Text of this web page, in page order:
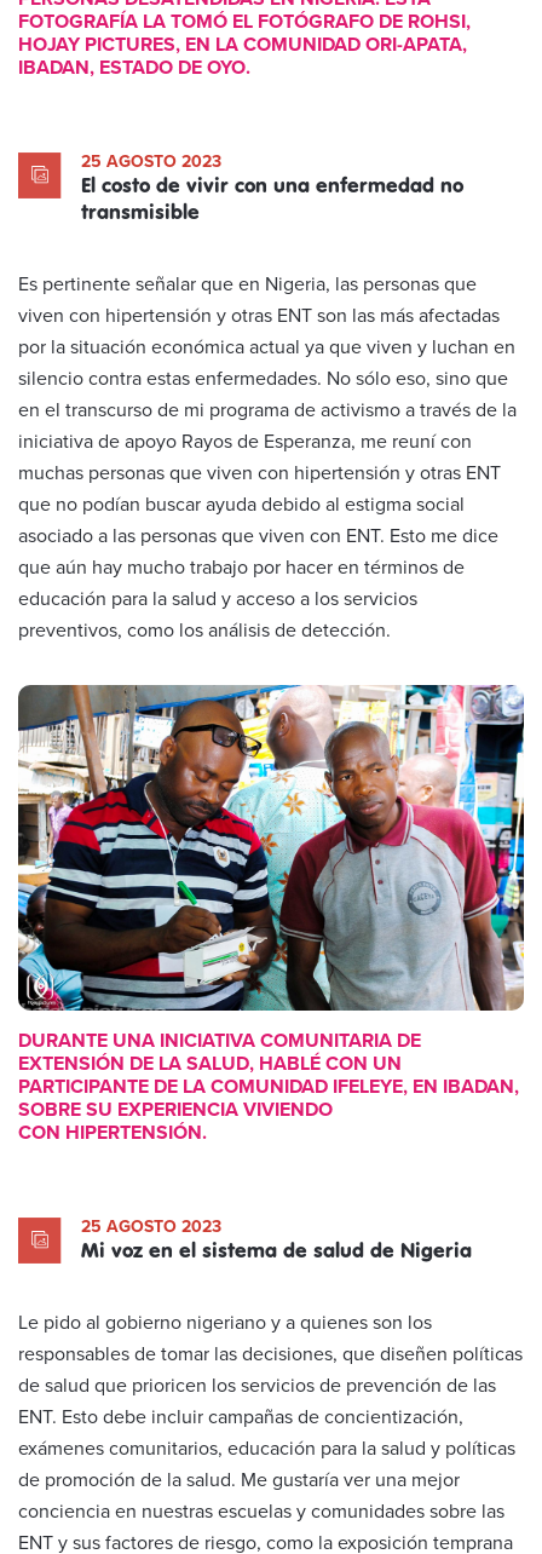
FOTOGRAFÍA LA TOMÓ EL FOTÓGRAFO DE ROHSI,
HOJAY PICTURES, EN LA COMUNIDAD ORI-APATA,
IBADAN, ESTADO DE OYO.
25 AGOSTO 2023
El costo de vivir con una enfermedad no
transmisible
Es pertinente señalar que en Nigeria, las personas que
viven con hipertensión y otras ENT son las más afectadas
por la situación económica actual ya que viven y luchan en
silencio contra estas enfermedades. No sólo eso, sino que
en el transcurso de mi programa de activismo a través de la
iniciativa de apoyo Rayos de Esperanza, me reuní con
muchas personas que viven con hipertensión y otras ENT
que no podían buscar ayuda debido al estigma social
asociado a las personas que viven con ENT. Esto me dice
que aún hay mucho trabajo por hacer en términos de
educación para la salud y acceso a los servicios
preventivos, como los análisis de detección.
DURANTE UNA INICIATIVA COMUNITARIA DE
EXTENSIÓN DE LA SALUD, HABLÉ CON UN
PARTICIPANTE DE LA COMUNIDAD IFELEYE, EN IBADAN,
SOBRE SU EXPERIENCIA VIVIENDO
CON HIPERTENSIÓN.
25 AGOSTO 2023
Mi voz en el sistema de salud de Nigeria
Le pido al gobierno nigeriano y a quienes son los
responsables de tomar las decisiones, que diseñen políticas
de salud que prioricen los servicios de prevención de las
ENT. Esto debe incluir campañas de concientización,
exámenes comunitarios, educación para la salud y políticas
de promoción de la salud. Me gustaría ver una mejor
conciencia en nuestras escuelas y comunidades sobre las
ENT y sus factores de riesgo, como la exposición temprana